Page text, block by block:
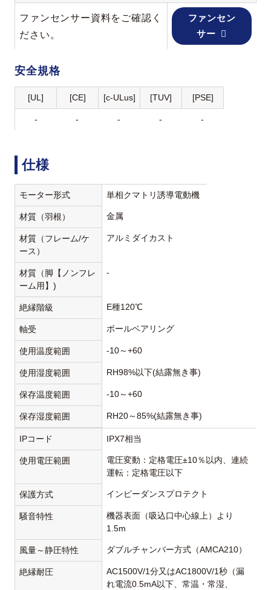
ファンセンサー資料をご確認く
ださい。
ファンセン
サー
安全規格
[UL] [CE] [c-ULus] [TUV] [PSE]
- - - - -
仕様
モーター形式 単相クマトリ誘導電動機
材質（羽根） 金属
材質（フレーム/ケ
ース）
アルミダイカスト
材質（脚【ノンフレ
ーム用】)
-
絶縁階級 E種120℃
軸受 ボールベアリング
使用温度範囲 -10～+60
使用湿度範囲 RH98%以下(結露無き事)
保存温度範囲 -10～+60
保存湿度範囲 RH20～85%(結露無き事)
IPコード IPX7相当
使用電圧範囲
電圧変動：定格電圧±10％以内、連続
運転：定格電圧以下
保護方式 インピーダンスプロテクト
騒音特性
機器表面（吸込口中心線上）より
1.5m
風量～静圧特性 ダブルチャンバー方式（AMCA210）
絶縁耐圧
AC1500V/1分又はAC1800V/1秒（漏
れ電流0.5mA以下、常温・常湿、